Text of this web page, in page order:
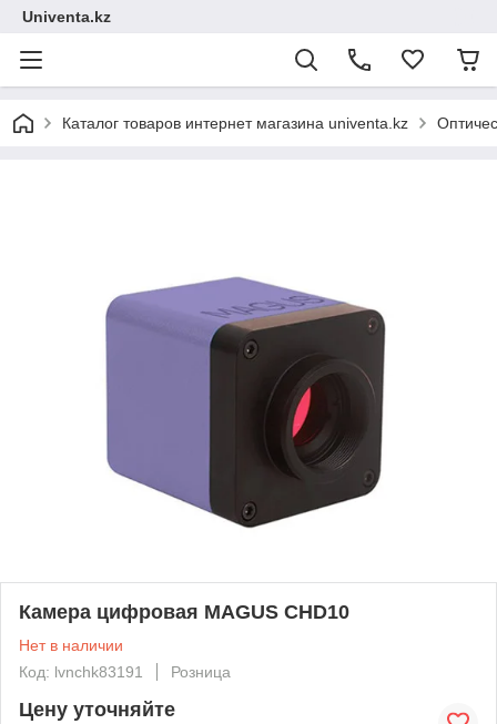
Univenta.kz
Каталог товаров интернет магазина univenta.kz
Камера цифровая MAGUS CHD10
Нет в наличии
Код: lvnchk83191
Розница
Цену уточняйте